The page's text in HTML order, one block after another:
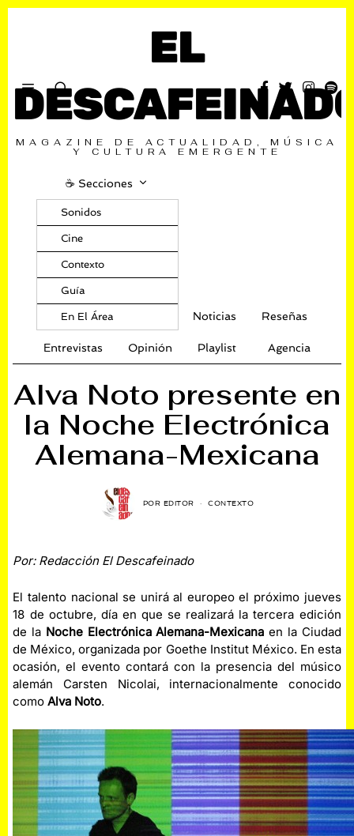
EL
MAGAZINE DE ACTUALIDAD, MÚSICA
Y CULTURA EMERGENTE
☕️ Secciones
Sonidos
Cine
Contexto
Guía
En El Área Noticias Reseñas
Entrevistas Opinión Playlist Agencia
Alva Noto presente en
la Noche Electrónica
Alemana-Mexicana
POR EDITOR CONTEXTO
Por: Redacción El Descafeinado
El talento nacional se unirá al europeo el próximo jueves
18 de octubre, día en que se realizará la tercera edición
de la Noche Electrónica Alemana-Mexicana en la Ciudad
de México, organizada por Goethe Institut México. En esta
ocasión, el evento contará con la presencia del músico
alemán Carsten Nicolai, internacionalmente conocido
comoAlva Noto.